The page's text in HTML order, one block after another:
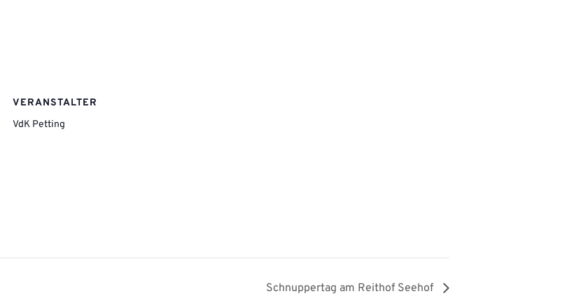
VERANSTALTER
VdK Petting
Schnuppertag am Reithof Seehof